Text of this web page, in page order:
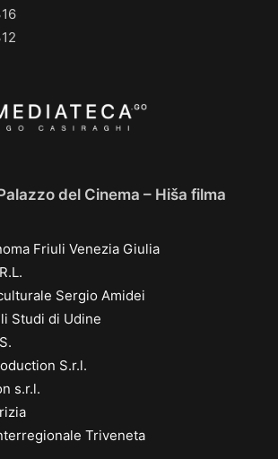
del Cinema – Hiša filma
Friuli Venezia Giulia
Sergio Amidei
Studi di Udine
S.r.l.
s.r.l.
Triveneta